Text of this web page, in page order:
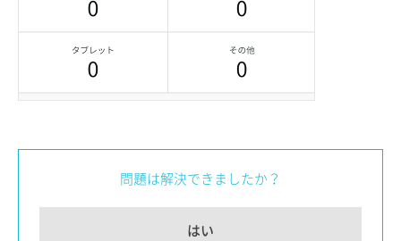
問題は解決できましたか？
はい